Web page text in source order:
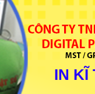
IN KĨ